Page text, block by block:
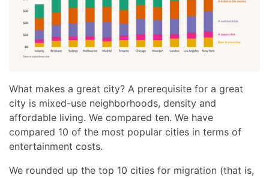
What makes a great city? A prerequisite for a great
city is mixed-use neighborhoods, density and
affordable living. We compared ten. We have
compared 10 of the most popular cities in terms of
entertainment costs.
We rounded up the top 10 cities for migration (that is,